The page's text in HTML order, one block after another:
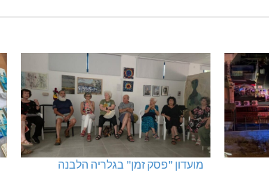
מועדון "פסק זמן" בגלריה הלבנה